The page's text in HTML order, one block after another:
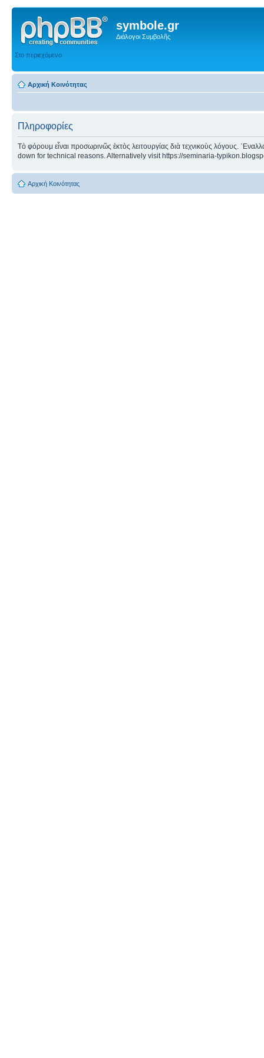
symbole.gr
Διάλογοι Συμβολῆς
Στο περιεχόμενο
Αρχική Κοινότητας
Πληροφορίες
Τὸ φόρουμ εἶναι προσωρινῶς ἐκτὸς λειτουργίας διὰ τεχνικοὺς λόγους.
down for technical reasons. Alternatively visit https://seminaria-
Αρχική Κοινότητας